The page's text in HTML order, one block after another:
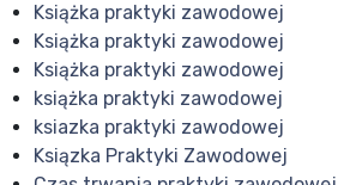
Książka praktyki zawodowej
Książka praktyki zawodowej
Książka praktyki zawodowej
książka praktyki zawodowej
ksiazka praktyki zawodowej
Ksiązka Praktyki Zawodowej